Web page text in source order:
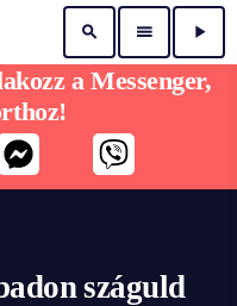
search menu play_arrow
száguld
a Messenger,